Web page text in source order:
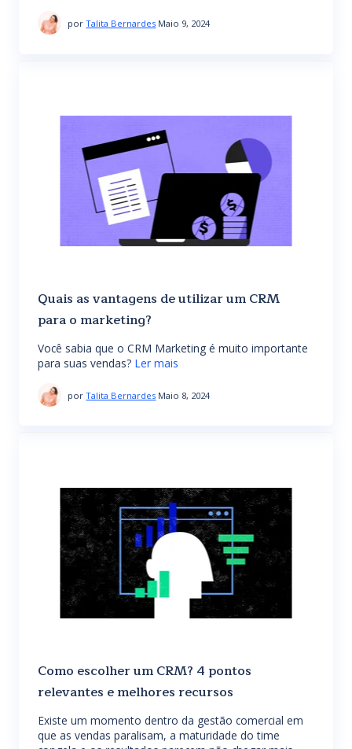
porTalita Bernardes Maio 9, 2024
Quais as vantagens de utilizar um CRM
para o marketing?
Você sabia que o CRM Marketing é muito importante
para suas vendas? Ler mais
porTalita Bernardes Maio 8, 2024
Como escolher um CRM? 4 pontos
relevantes e melhores recursos
Existe um momento dentro da gestão comercial em
que as vendas paralisam, a maturidade do time